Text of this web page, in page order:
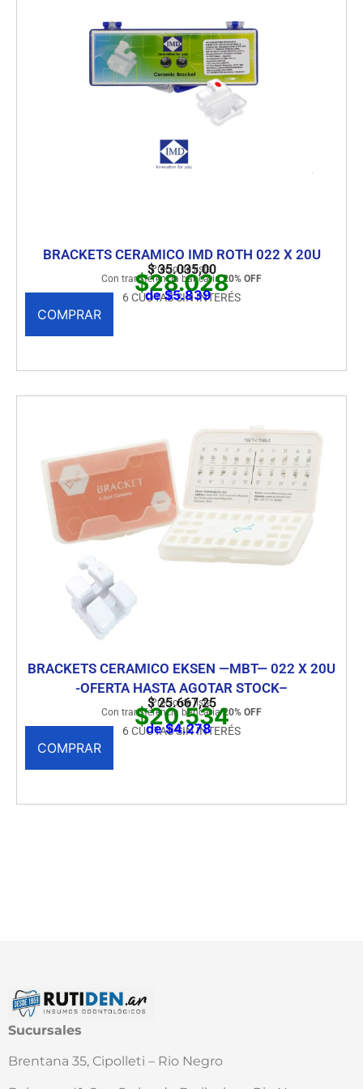
BRACKETS CERAMICO IMD ROTH 022 X 20U
Precio de lista
$35.035,00
Con transferencia bancaria20% OFF
$28.028
6 CUOTAS SIN INTERÉS
de $5.839
COMPRAR
BRACKETS CERAMICO EKSEN —MBT— 022 X 20U
-OFERTA HASTA AGOTAR STOCK–
Precio de lista
$25.667,25
Con transferencia bancaria20% OFF
$20.534
6 CUOTAS SIN INTERÉS
de $4.278
COMPRAR
Sucursales
Brentana 35, Cipolleti – Rio Negro